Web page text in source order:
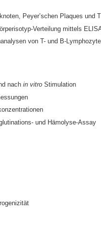
Peyer’schen Plaques und
Verteilung mittels
von T- und B-
nachin vitro Stimulation
und Hämolyse-Assay